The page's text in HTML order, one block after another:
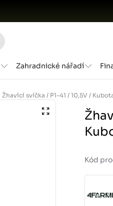
Zahradnické nářadí
Kód